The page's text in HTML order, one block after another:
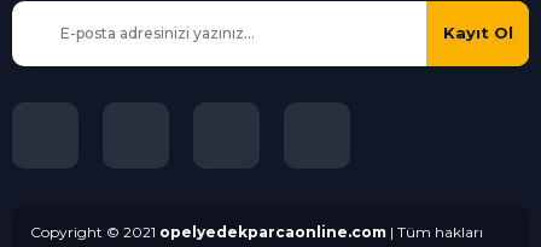
Kayıt Ol
Copyright © 2021 opelyedekparcaonline.com | Tüm hakları